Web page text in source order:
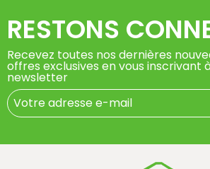
RESTONS
Recevez toutes nos dernières
offres exclusives en vous inscrivant
newsletter